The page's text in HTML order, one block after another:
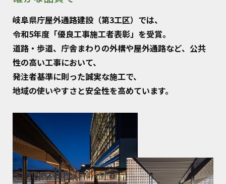
岐阜県庁屋外通路建設（第3工区）では、
令和5年度「優良工事施工者表彰」を受賞。
道路・歩道、庁舎まわりの外構や屋外通路など、公共
性の高い工事において、
発注者基準に則った誠実な施工で、
地域の使いやすさと安全性を高めています。